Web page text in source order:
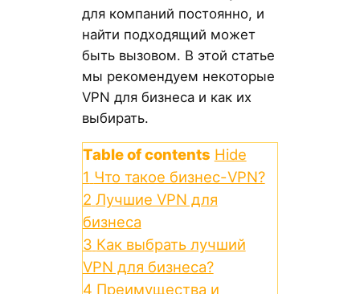
для компаний постоянно, и
найти подходящий может
быть вызовом. В этой статье
мы рекомендуем некоторые
VPN для бизнеса и как их
выбирать.
Table of contents Hide
1 Что такое бизнес-VPN?
2 Лучшие VPN для
бизнеса
3 Как выбрать лучший
VPN для бизнеса?
4 Преимущества и